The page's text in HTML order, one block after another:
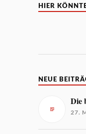
HIER
NEUE
Die
27.